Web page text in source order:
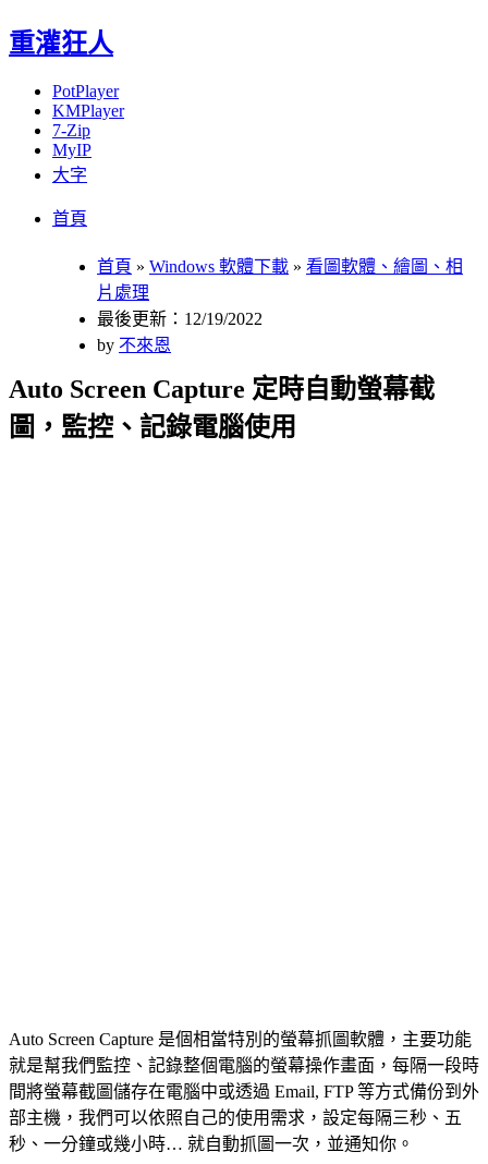
重灌狂人
PotPlayer
KMPlayer
7-Zip
MyIP
大字
首頁
首頁 » Windows 軟體下載 » 看圖軟體、繪圖、相
片處理
最後更新：12/19/2022
by 不來恩
Auto Screen Capture 定時自動螢幕截
圖，監控、記錄電腦使用
Auto Screen Capture 是個相當特別的螢幕抓圖軟體，主要功能
就是幫我們監控、記錄整個電腦的螢幕操作畫面，每隔一段時
間將螢幕截圖儲存在電腦中或透過 Email, FTP 等方式備份到外
部主機，我們可以依照自己的使用需求，設定每隔三秒、五
秒、一分鐘或幾小時… 就自動抓圖一次，並通知你。